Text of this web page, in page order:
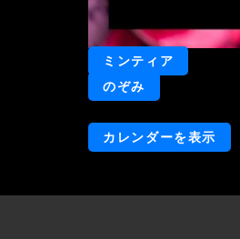
ミンティア
のぞみ
カレンダーを表示